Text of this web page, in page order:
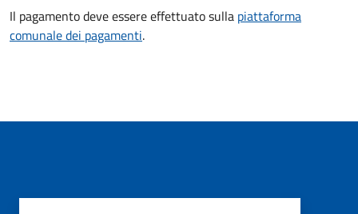
Il pagamento deve essere effettuato sulla piattaforma
comunale dei pagamenti.